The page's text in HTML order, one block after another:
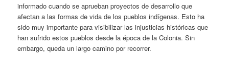
informado cuando se aprueban proyectos de desarrollo que
afectan a las formas de vida de los pueblos indígenas. Esto ha
sido muy importante para visibilizar las injusticias históricas que
han sufrido estos pueblos desde la época de la Colonia. Sin
embargo, queda un largo camino por recorrer.